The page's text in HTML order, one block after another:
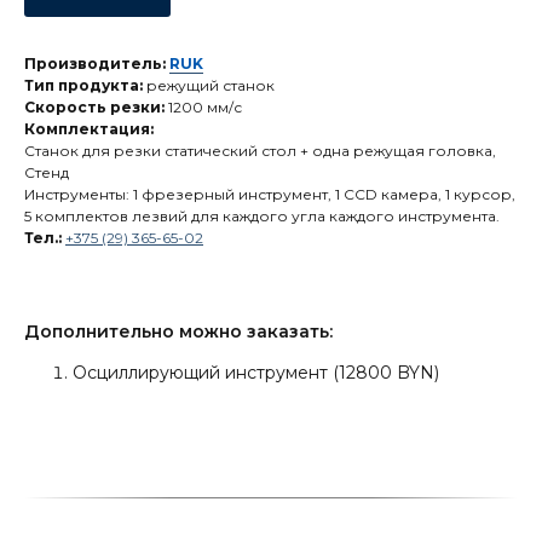
Производитель: RUK
Тип продукта: режущий станок
Скорость резки: 1200 мм/с
Комплектация:
Станок для резки статический стол + одна режущая головка,
Стенд
Инструменты: 1 фрезерный инструмент, 1 CCD камера, 1 курсор,
5 комплектов лезвий для каждого угла каждого инструмента.
Тел.: +375 (29) 365-65-02
Дополнительно можно заказать:
Осциллирующий инструмент (12800 BYN)